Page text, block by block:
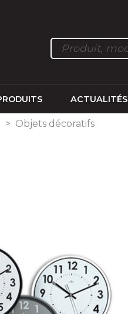
ACTUALITÉS
> Objets décoratifs